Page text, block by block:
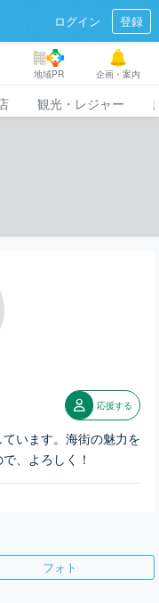
ログイン 登録
地域PR 企画・案内
観光・レジャー
応援する
います。海街の魅力を
、よろしく！
フォト